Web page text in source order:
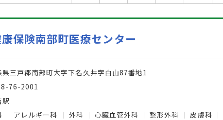
保険南部町医療センター
県三戸郡南部町大字下名久井字白山87番地1
76-2001
駅
アレルギー科 外科 心臓血管外科 整形外科 皮膚科